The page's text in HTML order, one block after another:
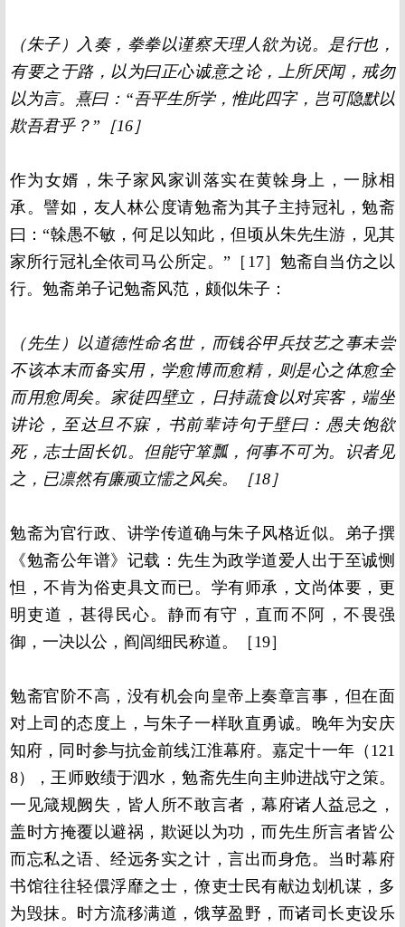
（朱子）入奏，拳拳以谨察天理人欲为说。是行也，
有要之于路，以为曰正心诚意之论，上所厌闻，戒勿
以为言。熹曰：“吾平生所学，惟此四字，岂可隐默以
欺吾君乎？”［16］
作为女婿，朱子家风家训落实在黄榦身上，一脉相
承。譬如，友人林公度请勉斋为其子主持冠礼，勉斋
曰：“榦愚不敏，何足以知此，但顷从朱先生游，见其
家所行冠礼全依司马公所定。”［17］勉斋自当仿之以
行。勉斋弟子记勉斋风范，颇似朱子：
（先生）以道德性命名世，而钱谷甲兵技艺之事未尝
不该本末而备实用，学愈博而愈精，则是心之体愈全
而用愈周矣。家徒四壁立，日持蔬食以对宾客，端坐
讲论，至达旦不寐，书前辈诗句于壁曰：愚夫饱欲
死，志士固长饥。但能守箪瓢，何事不可为。识者见
之，已凛然有廉顽立懦之风矣。［18］
勉斋为官行政、讲学传道确与朱子风格近似。弟子撰
《勉斋公年谱》记载：先生为政学道爱人出于至诚恻
怛，不肯为俗吏具文而已。学有师承，文尚体要，更
明吏道，甚得民心。静而有守，直而不阿，不畏强
御，一决以公，阎闾细民称道。［19］
勉斋官阶不高，没有机会向皇帝上奏章言事，但在面
对上司的态度上，与朱子一样耿直勇诚。晚年为安庆
知府，同时参与抗金前线江淮幕府。嘉定十一年（121
8），王师败绩于泗水，勉斋先生向主帅进战守之策。
一见箴规阙失，皆人所不敢言者，幕府诸人益忌之，
盖时方掩覆以避祸，欺诞以为功，而先生所言者皆公
而忘私之语、经远务实之计，言出而身危。当时幕府
书馆往往轻儇浮靡之士，僚吏士民有献边划机谋，多
为毁抹。时方流移满道，饿莩盈野，而诸司长吏设乐